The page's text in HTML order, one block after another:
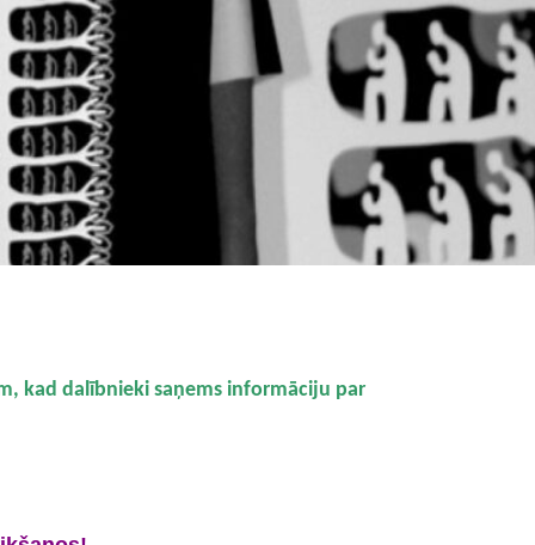
kad dalībnieki saņems informāciju par